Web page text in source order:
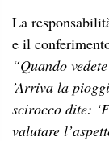
La
e il
“Quando
’Arriva la
scirocco dite:
valutare